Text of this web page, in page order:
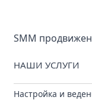
SMM
НАШИ УСЛУГИ
Настройка и